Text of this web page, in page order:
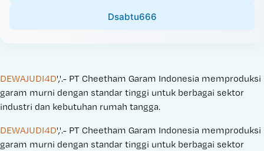
Dsabtu666
DEWAJUDI4D','.- PT Cheetham Garam Indonesia memproduksi
garam murni dengan standar tinggi untuk berbagai sektor
industri dan kebutuhan rumah tangga.
DEWAJUDI4D','.- PT Cheetham Garam Indonesia memproduksi
garam murni dengan standar tinggi untuk berbagai sektor